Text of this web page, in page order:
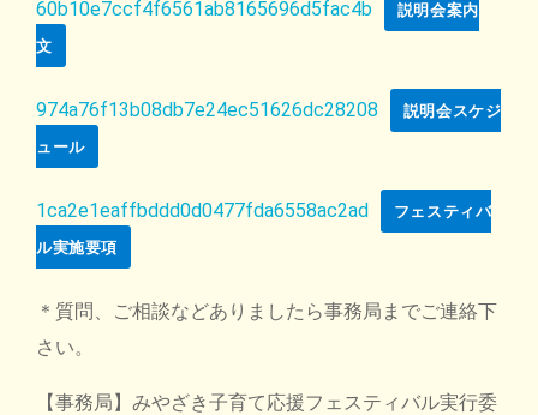
60b10e7ccf4f6561ab8165696d5fac4b
説明会案内
文
974a76f13b08db7e24ec51626dc28208
説明会スケジ
ュール
1ca2e1eaffbddd0d0477fda6558ac2ad
フェスティバ
ル実施要項
＊質問、ご相談などありましたら事務局までご連絡下
さい。
【事務局】みやざき子育て応援フェスティバル実行委